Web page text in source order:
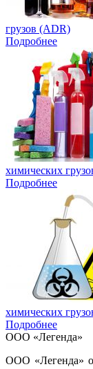
грузов (ADR)
Подробнее
химических
Подробнее
химических
Подробнее
ООО «Легенда»
ООО «Легенда»